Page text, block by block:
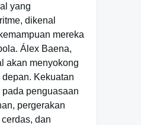
yang
dikenal
mereka
Álex Baena,
akan menyokong
Kekuatan
penguasaan
pergerakan
dan